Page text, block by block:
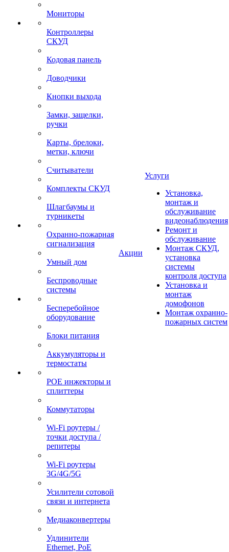
Мониторы
Контроллеры
СКУД
Кодовая панель
Доводчики
Кнопки выхода
Замки, защелки,
ручки
Карты, брелоки,
метки, ключи
Считыватели
Комплекты СКУД
Шлагбаумы и
турникеты
Охранно-пожарная
сигнализация
Умный дом
Беспроводные
системы
Бесперебойное
оборудование
Блоки питания
Аккумуляторы и
термостаты
POE инжекторы и
сплиттеры
Коммутаторы
Wi-Fi роутеры /
точки доступа /
репитеры
Wi-Fi роутеры
3G/4G/5G
Усилители сотовой
связи и интернета
Медиаконвертеры
Удлинители
Ethernet, PoE
Акции
Услуги
Установка,
монтаж и
обслуживание
видеонаблюдения
Ремонт и
обслуживание
Монтаж СКУД,
установка
системы
контроля доступа
Установка и
монтаж
домофонов
Монтаж охранно-
пожарных систем